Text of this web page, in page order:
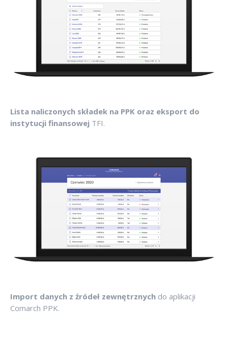
Lista naliczonych składek na PPK oraz eksport do
instytucji finansowej TFI.
Import danych z źródeł zewnętrznych do aplikacji
Comarch PPK.